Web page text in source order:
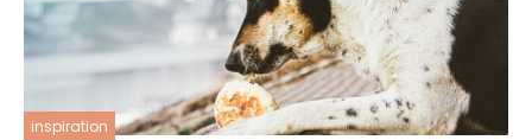
inspiration